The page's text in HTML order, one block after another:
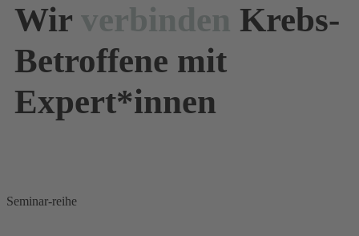
Wir verbinden Krebs-
Betroffene mit
Expert*innen
Seminar-reihe